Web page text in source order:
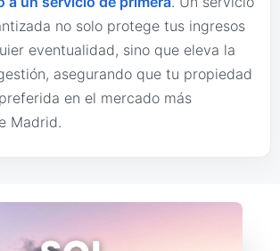
no solo protege tus ingresos
eventualidad, sino que eleva la
asegurando que tu propiedad
en el mercado más
Madrid.